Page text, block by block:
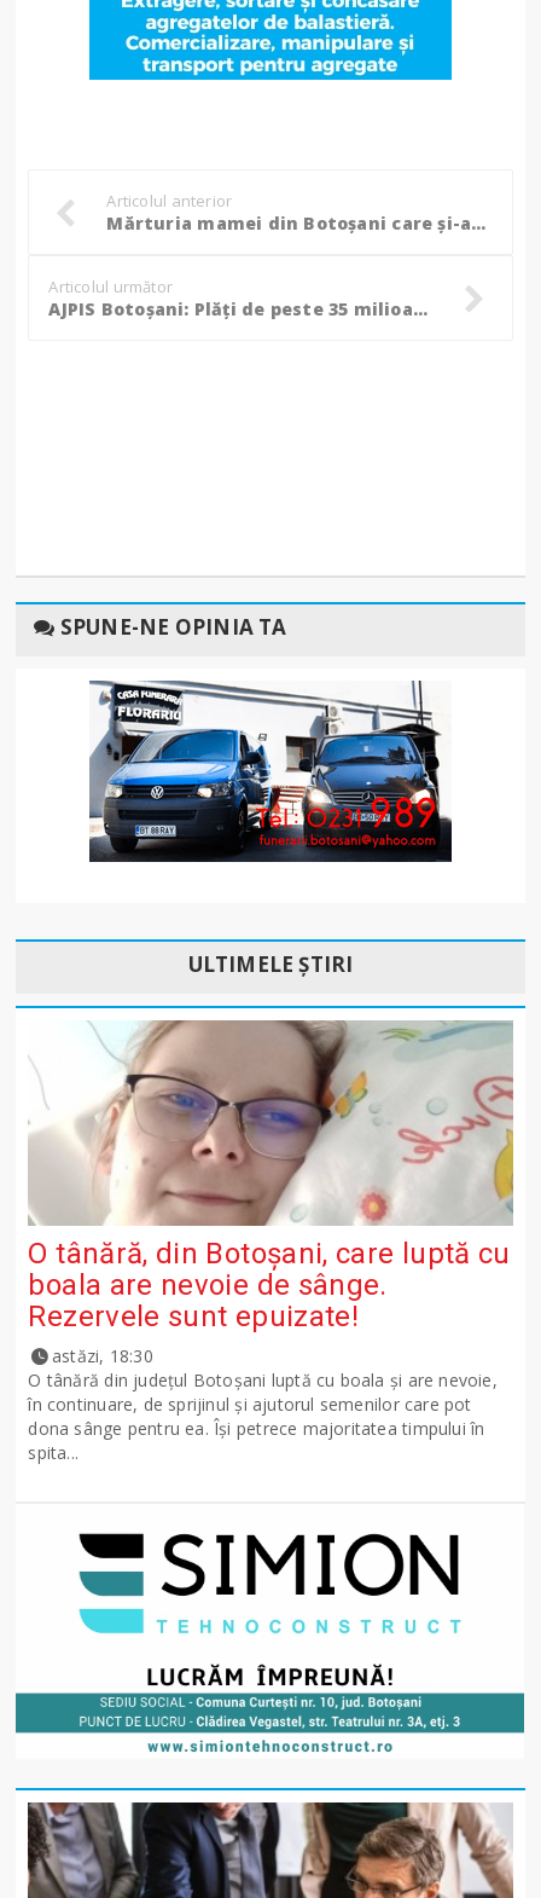
Articolul anterior
Mărturia mamei din Botoșani care și-ar fi îngropat bebelușul după naștere: „Am intrat în panică, nu știam ce să fac”
Articolul următor
AJPIS Botoșani: Plăți de peste 35 milioane de lei pentru alocații, indemnizații de creștere a copilului și stimulent de inserție!
SPUNE-NE OPINIA TA
ULTIMELE ȘTIRI
O tânără, din Botoșani, care luptă cu
boala are nevoie de sânge.
Rezervele sunt epuizate!
astăzi, 18:30
O tânără din județul Botoșani luptă cu boala și are nevoie,
în continuare, de sprijinul și ajutorul semenilor care pot
dona sânge pentru ea. Își petrece majoritatea timpului în
spita...